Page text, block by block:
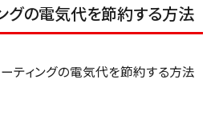
グの電気代を節約する方法
ーティングの電気代を節約する方法